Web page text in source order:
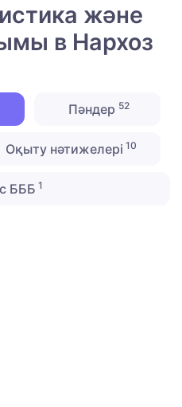
және
в Нархоз
Пәндер 52
Оқыту нәтижелері 10
БББ 1